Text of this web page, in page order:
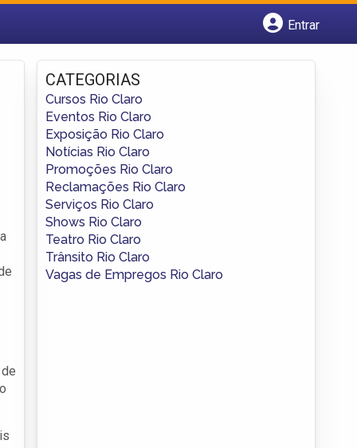
Entrar
Fazer login
Criar conta
CATEGORIAS
Cursos Rio Claro
Eventos Rio Claro
Exposição Rio Claro
Notícias Rio Claro
Promoções Rio Claro
Reclamações Rio Claro
Serviços Rio Claro
Shows Rio Claro
Teatro Rio Claro
Trânsito Rio Claro
Vagas de Empregos Rio Claro